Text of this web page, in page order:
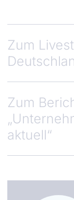
Zum
Zum
aktuell“